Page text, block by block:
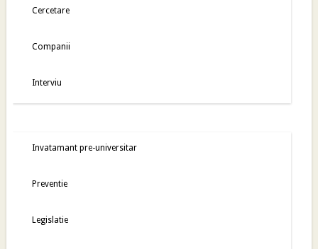
Cercetare
Companii
Interviu
Invatamant pre-universitar
Preventie
Legislatie